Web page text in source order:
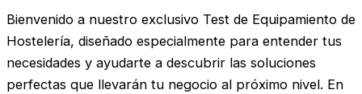
Bienvenido a nuestro exclusivo Test de Equipamiento de
Hostelería, diseñado especialmente para entender tus
necesidades y ayudarte a descubrir las soluciones
perfectas que llevarán tu negocio al próximo nivel. En